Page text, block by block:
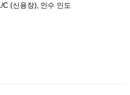
C (신용장), 인수 인도